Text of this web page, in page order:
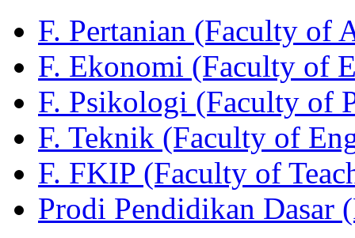
F. Pertanian (Faculty of
F. Ekonomi (Faculty of
F. Psikologi (Faculty of
F. Teknik (Faculty of
F. FKIP (Faculty of
Prodi Pendidikan Dasar